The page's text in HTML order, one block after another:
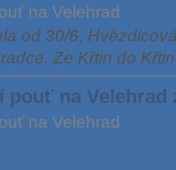
na Velehrad
od 30/6,
Ze Křtin do
pouť na Velehrad
na Velehrad